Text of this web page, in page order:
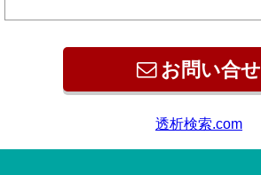
お問い合せ
透析検索.com